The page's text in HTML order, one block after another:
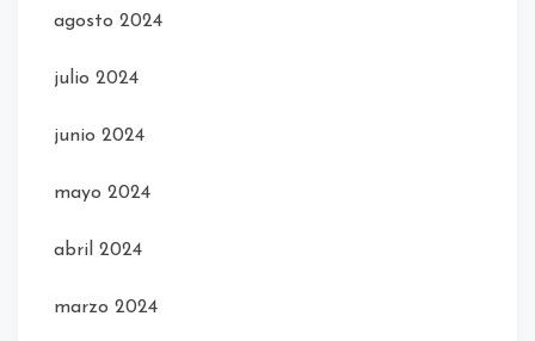
agosto 2024
julio 2024
junio 2024
mayo 2024
abril 2024
marzo 2024